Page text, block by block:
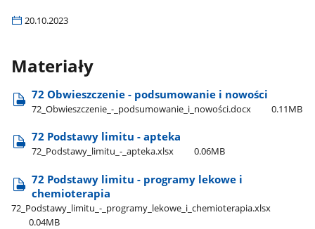
20.10.2023
Materiały
72 Obwieszczenie - podsumowanie i nowości
72​_Obwieszczenie​_-​_podsumowanie​_i​_nowości.docx 0.11MB
72 Podstawy limitu - apteka
72​_Podstawy​_limitu​_-​_apteka.xlsx 0.06MB
72 Podstawy limitu - programy lekowe i
chemioterapia
72​_Podstawy​_limitu​_-​_programy​_lekowe​_i​_chemioterapia.xlsx
0.04MB